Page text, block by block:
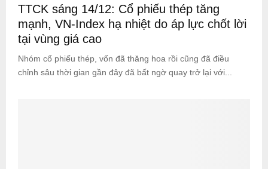
TTCK sáng 14/12: Cổ phiếu thép tăng
mạnh, VN-Index hạ nhiệt do áp lực chốt lời
tại vùng giá cao
Nhóm cổ phiếu thép, vốn đã thăng hoa rồi cũng đã điều
chỉnh sâu thời gian gần đây đã bất ngờ quay trở lại với...